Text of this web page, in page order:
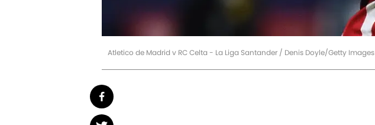
Atletico de Madrid v RC Celta - La Liga Santander / Denis Doyle/Getty Images